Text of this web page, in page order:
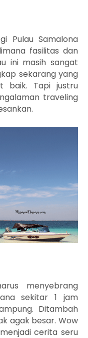
Pulau Samalona
fasilitas dan
ini masih sangat
sekarang yang
baik. Tapi justru
traveling
menyebrang
sekitar 1 jam
Ditambah
agak besar. Wow
cerita seru